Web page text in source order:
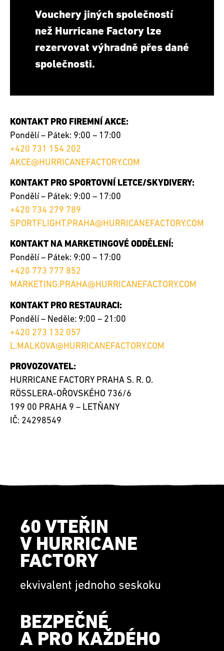
Vouchery jiných společností
než Hurricane Factory lze
rezervovat výhradně přes dané
společnosti.
KONTAKT PRO FIREMNÍ AKCE:
Pondělí – Pátek: 9:00 – 17:00
+420 731 154 202
AKCE@HURRICANEFACTORY.COM
KONTAKT PRO SPORTOVNÍ LETCE/SKYDIVERY:
Pondělí – Pátek: 9:00 – 17:00
+420 734 279 789
SPORTFLIGHT.PRAHA@HURRICANEFACTORY.COM
KONTAKT NA MARKETINGOVÉ ODDĚLENÍ:
Pondělí – Pátek: 9:00 – 17:00
+420 773 777 852
MARKETING.PRAHA@HURRICANEFACTORY.COM
KONTAKT PRO RESTAURACI:
Pondělí – Neděle: 9:00 – 21:00
+420 273 132 057
L.MALKOVA@HURRICANEFACTORY.COM
PROVOZOVATEL:
HURRICANE FACTORY PRAHA S. R. O.
RÖSSLERA-OŘOVSKÉHO 736/6
199 00 PRAHA 9 – LETŇANY
IČ: 24298549
60 VTEŘIN
V HURRICANE
FACTORY
ekvivalent jednoho seskoku
BEZPEČNÉ
A PRO KAŽDÉHO